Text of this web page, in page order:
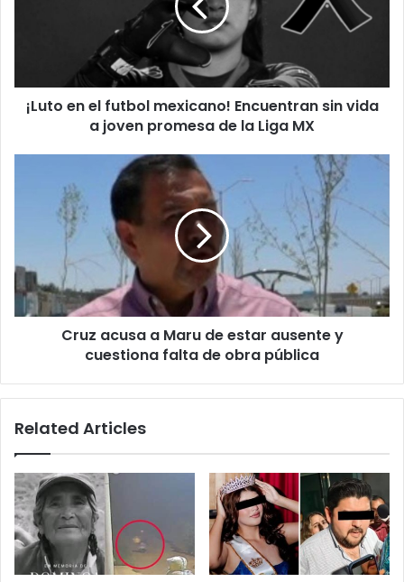
a
joven
¡Luto en el futbol mexicano! Encuentran sin vida
a joven promesa de la Liga MX
ausente
y
cuestiona
Cruz acusa a Maru de estar ausente y
cuestiona falta de obra pública
Related Articles